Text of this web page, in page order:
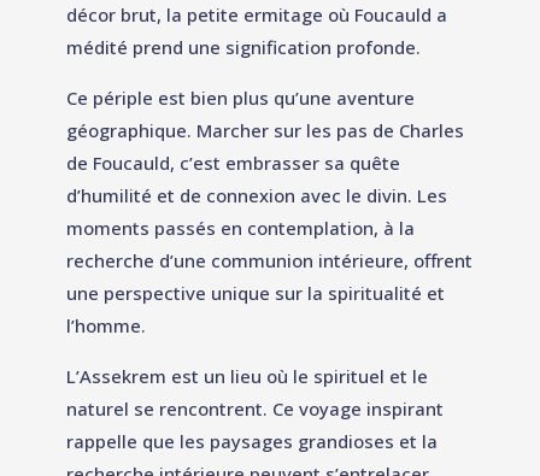
décor brut, la petite ermitage où Foucauld a
médité prend une signification profonde.
Ce périple est bien plus qu’une aventure
géographique. Marcher sur les pas de Charles
de Foucauld, c’est embrasser sa quête
d’humilité et de connexion avec le divin. Les
moments passés en contemplation, à la
recherche d’une communion intérieure, offrent
une perspective unique sur la spiritualité et
l’homme.
L’Assekrem est un lieu où le spirituel et le
naturel se rencontrent. Ce voyage inspirant
rappelle que les paysages grandioses et la